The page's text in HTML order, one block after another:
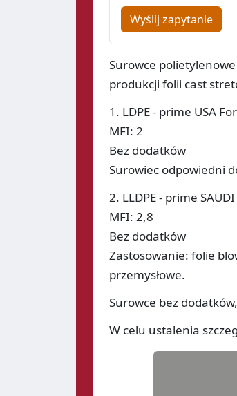
Wyślij zapytanie
Surowce
produkcji folii cast
1. LDPE - prime USA
MFI: 2
Bez dodatków
Surowiec odpowiedni
2. LLDPE - prime
MFI: 2,8
Bez dodatków
Zastosowanie: folie
przemysłowe.
Surowce bez
W celu ustalenia